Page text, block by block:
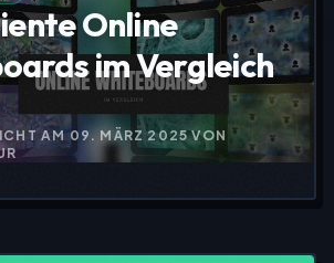
Online
im Vergleich
AM09. MÄRZ 2025VON